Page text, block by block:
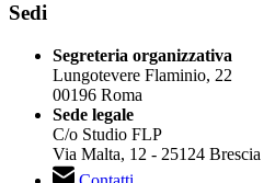
Sedi
Segreteria organizzativa
Lungotevere Flaminio, 22
00196 Roma
Sede legale
C/o Studio FLP
Via Malta, 12 - 25124 Brescia